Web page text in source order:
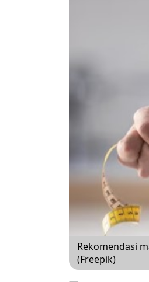
Rekomendasi
(Freepik)